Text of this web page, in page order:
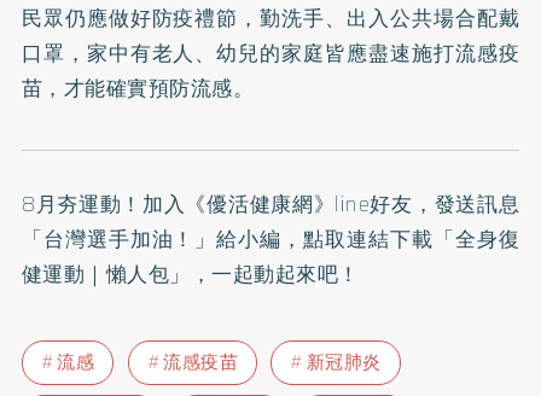
民眾仍應做好防疫禮節，勤洗手、出入公共場合配戴
口罩，家中有老人、幼兒的家庭皆應盡速施打流感疫
苗，才能確實預防流感。
8月夯運動！加入 《優活健康網》line好友 ，發送訊息
「台灣選手加油！」給小編，點取連結下載「全身復
健運動｜懶人包」，一起動起來吧！
流感 流感疫苗
新冠肺炎